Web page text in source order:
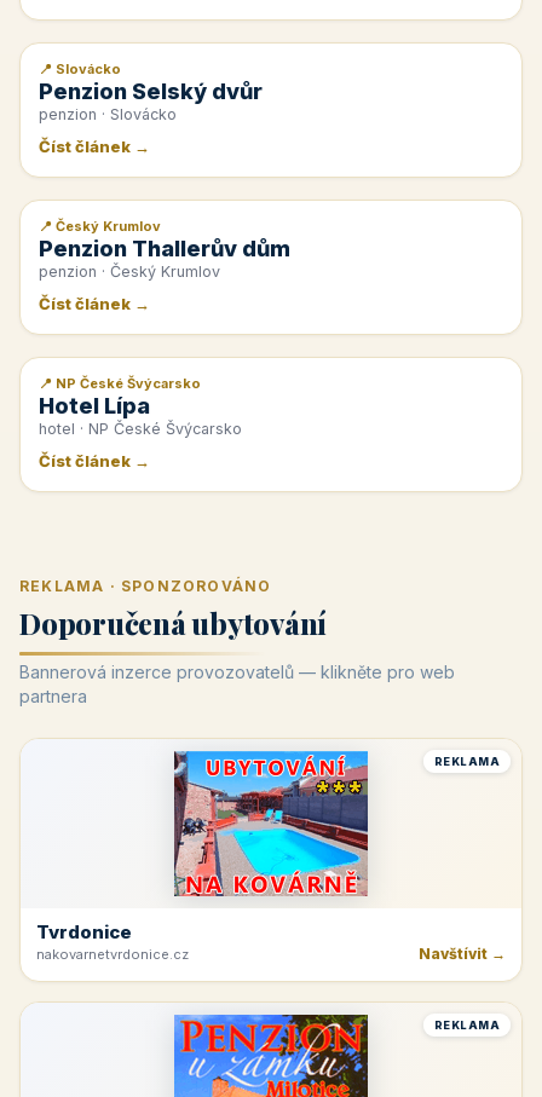
📰 PR článek
📍 Slovácko
Penzion Selský dvůr
penzion · Slovácko
Číst článek →
📰 PR článek
📍 Český Krumlov
Penzion Thallerův dům
penzion · Český Krumlov
Číst článek →
📰 PR článek
📍 NP České Švýcarsko
Hotel Lípa
hotel · NP České Švýcarsko
Číst článek →
REKLAMA · SPONZOROVÁNO
Doporučená ubytování
Bannerová inzerce provozovatelů — klikněte pro web
partnera
REKLAMA
Tvrdonice
nakovarnetvrdonice.cz Navštívit →
REKLAMA